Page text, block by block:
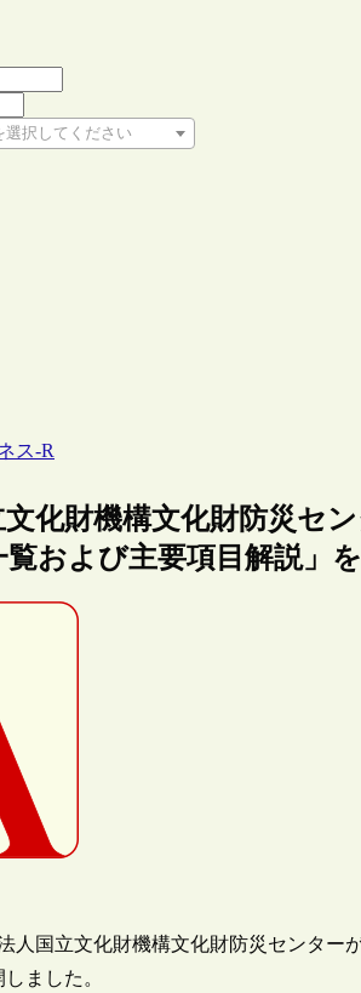
択してください
ださい
ス-R
化財機構文化財防災セ
および主要項目解説」
人国立文化財機構文化財防災センタ
ました。